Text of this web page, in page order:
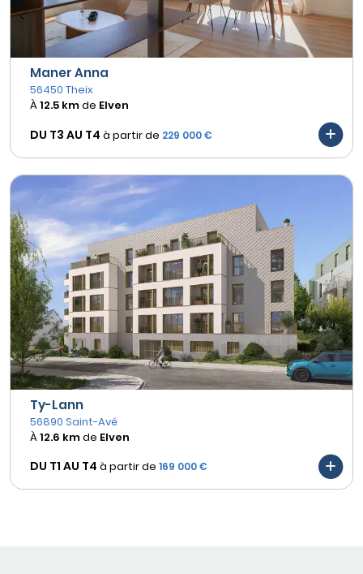
Maner Anna
56450 Theix
À12.5 kmde Elven
DU T3 AU T4 à partir de 229 000 €
Ty-Lann
56890 Saint-Avé
À12.6 kmde Elven
DU T1 AU T4 à partir de 169 000 €